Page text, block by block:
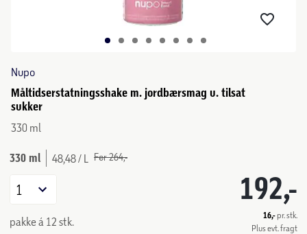
Nupo
Måltidserstatningsshake m. jordbærsmag u. tilsat
sukker
330 ml
330 ml 48,48 / L Før 264,-
192,-
16,- pr. stk.
Plus evt. fragt
1
pakke á 12 stk.